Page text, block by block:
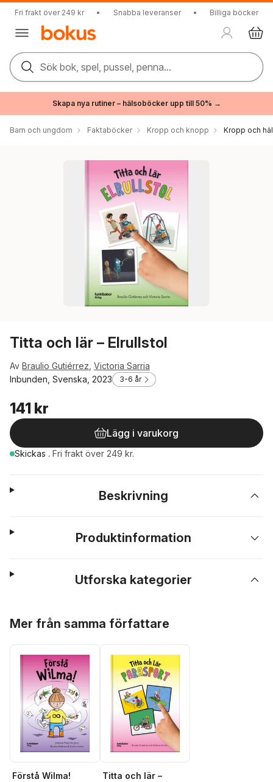
Fri frakt över 249 kr • Snabba leveranser • Billiga böcker
Sök bok, spel, pussel, penna...
Skapa nya rutiner – hälsoböcker upp till 50% →
Barn och ungdom Faktaböcker Kropp och knopp Kropp och
Titta och lär – Elrullstol
Av Braulio Gutiérrez Victoria Sarria
Inbunden, Svenska, 2023
3-6 år
141 kr
Lägg i varukorg
Skickas . Fri frakt över 249 kr.
Beskrivning
Produktinformation
Utforska kategorier
Mer från samma författare
Förstå Wilma!
Titta och lär –